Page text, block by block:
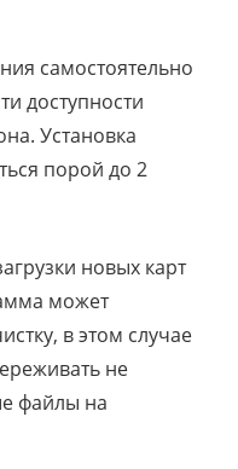
самостоятельно
доступности
Установка
порой до 2
новых карт
может
в этом случае
не
файлы на